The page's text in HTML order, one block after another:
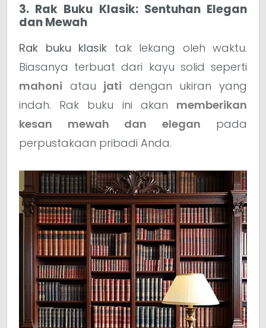
3. Rak Buku Klasik: Sentuhan Elegan
dan Mewah
Rak buku klasik tak lekang oleh waktu.
Biasanya terbuat dari kayu solid seperti
mahoni atau jati dengan ukiran yang
indah. Rak buku ini akan memberikan
kesan mewah dan elegan pada
perpustakaan pribadi Anda.